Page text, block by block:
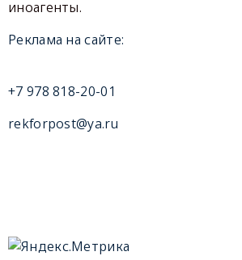
иноагенты.
Реклама на сайте:
+7 978 818-20-01
rekforpost@ya.ru